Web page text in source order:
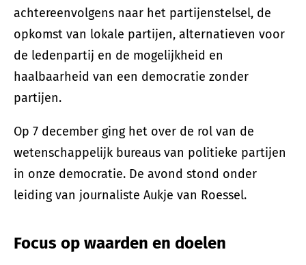
achtereenvolgens naar het partijenstelsel, de
opkomst van lokale partijen, alternatieven voor
de ledenpartij en de mogelijkheid en
haalbaarheid van een democratie zonder
partijen.
Op 7 december ging het over de rol van de
wetenschappelijk bureaus van politieke partijen
in onze democratie. De avond stond onder
leiding van journaliste Aukje van Roessel.
Focus op waarden en doelen